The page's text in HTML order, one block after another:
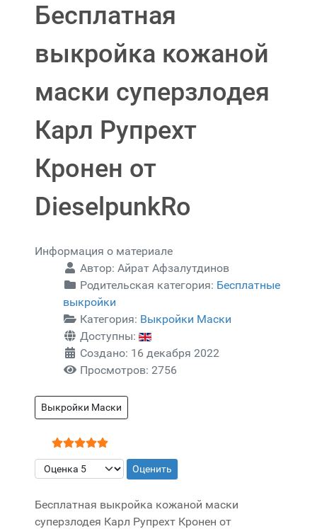
Бесплатная
выкройка кожаной
маски суперзлодея
Карл Рупрехт
Кронен от
DieselpunkRo
Информация о материале
Автор: Айрат Афзалутдинов
Родительская категория: Бесплатные
выкройки
Категория: Выкройки Маски
Доступны:
Создано: 16 декабря 2022
Просмотров: 2756
Выкройки Маски
Рейтинг:5/5
Пожалуйста, оцените
Бесплатная выкройка кожаной маски
суперзлодея Карл Рупрехт Кронен от